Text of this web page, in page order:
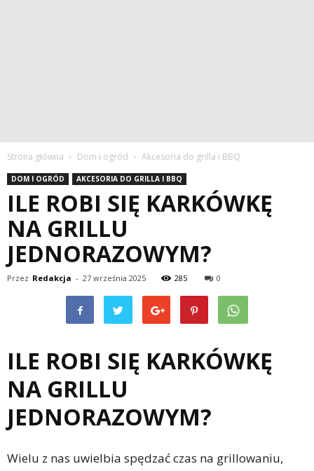
Strona główna Dom i ogród Akcesoria do grilla i BBQ
DOM I OGRÓD AKCESORIA DO GRILLA I BBQ
ILE ROBI SIĘ KARKÓWKĘ
NA GRILLU
JEDNORAZOWYM?
Przez Redakcja - 27 września 2025 285 0
ILE ROBI SIĘ KARKÓWKĘ
NA GRILLU
JEDNORAZOWYM?
Wielu z nas uwielbia spędzać czas na grillowaniu,